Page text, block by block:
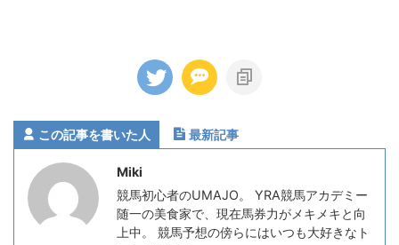
この記事を書いた人 最新記事
Miki
競馬初心者のUMAJO。 YRA競馬アカデミー
随一の美食家で、現在馬券力がメキメキと向
上中。 競馬予想の傍らにはいつも大好きなト